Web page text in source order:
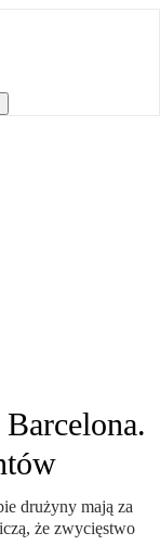
drużyny mają za
że zwycięstwo